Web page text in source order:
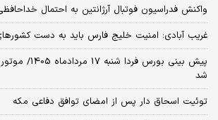
واکنش فدراسیون فوتبال آرژانتین به احتمال
غریب آبادی: امنیت خلیج فارس باید به دست
پیش بینی بورس
شد
توئیت اسحاق دار پس از امضای توافق دفاعی مکه